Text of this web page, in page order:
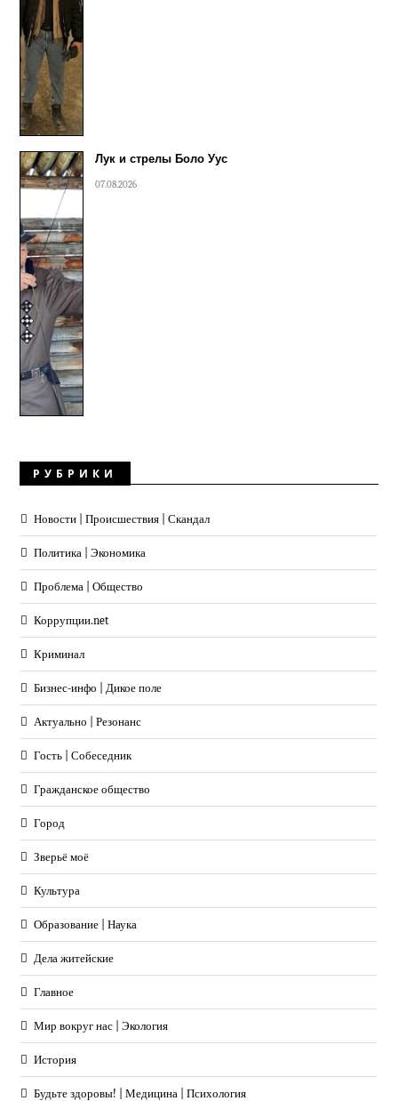
Лук и стрелы Боло Уус
07.08.2026
РУБРИКИ
Новости | Происшествия | Скандал
Политика | Экономика
Проблема | Общество
Коррупции.net
Криминал
Бизнес-инфо | Дикое поле
Актуально | Резонанс
Гость | Собеседник
Гражданское общество
Город
Зверьё моё
Культура
Образование | Наука
Дела житейские
Главное
Мир вокруг нас | Экология
История
Будьте здоровы! | Медицина | Психология